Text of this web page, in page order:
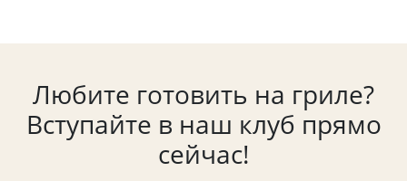
Любите готовить на гриле?
Вступайте в наш клуб прямо
сейчас!